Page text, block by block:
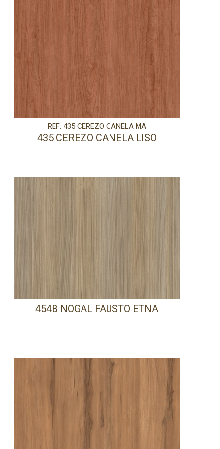
PRECISA DE AJUDA?
Comece por escrever aqui o que procura.
REF: 435 CEREZO CANELA MA
435 CEREZO CANELA LISO
454B NOGAL FAUSTO ETNA